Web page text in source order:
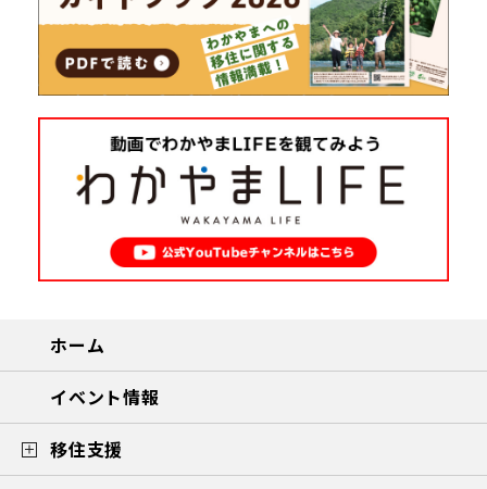
ホーム
イベント情報
移住支援